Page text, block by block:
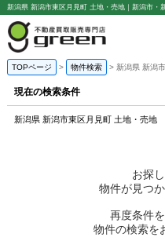
新潟県 新潟市東区月見町 土地・売地｜新潟市
TOPページ 物件検索 新潟県 新潟
現在の検索条件
新潟県 新潟市東区月見町 土地・売地
お探
物件が見つ
再度条件
物件の検索を